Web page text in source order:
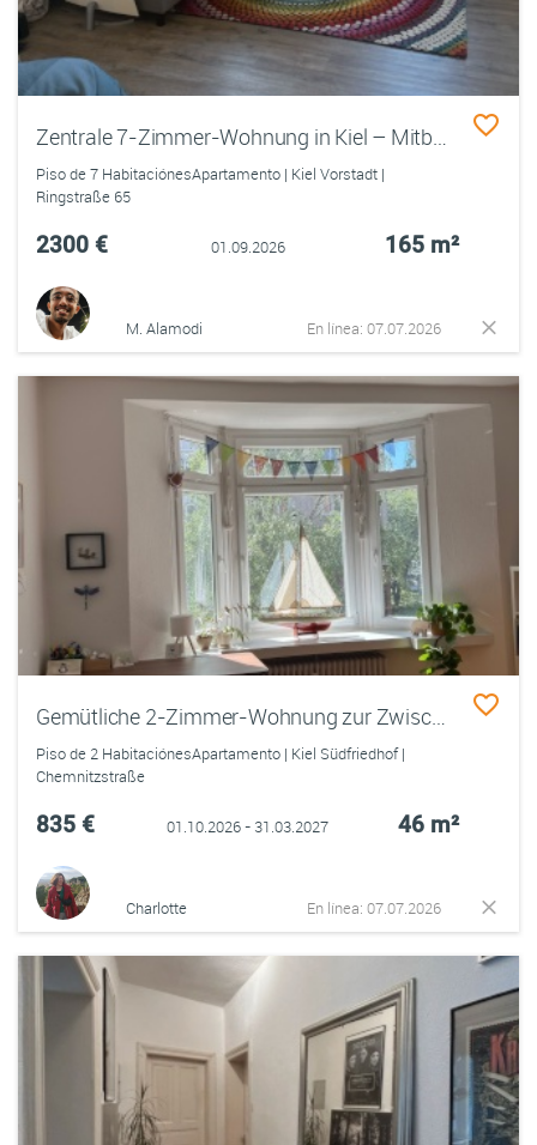
Zentrale 7-Zimmer-Wohnung in Kiel – Mitbewohner:innen gesucht (Nähe Uni/FH)
Piso de 7 HabitaciónesApartamento | Kiel Vorstadt |
Ringstraße 65
2300 € 01.09.2026 165 m²
M. Alamodi En línea: 07.07.2026
Gemütliche 2-Zimmer-Wohnung zur Zwischenmiete
Piso de 2 HabitaciónesApartamento | Kiel Südfriedhof |
Chemnitzstraße
835 € 01.10.2026 - 31.03.2027 46 m²
Charlotte En línea: 07.07.2026